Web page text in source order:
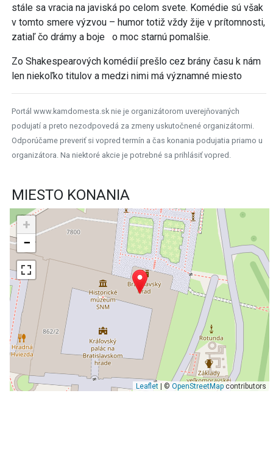
stále sa vracia na javiská po celom svete. Komédie sú však
v tomto smere výzvou – humor totiž vždy žije v prítomnosti,
zatiaľ čo drámy a boje o moc starnú pomalšie.
Zo Shakespearových komédií prešlo cez brány času k nám
len niekoľko titulov a medzi nimi má významné miesto
Portál www.kamdomesta.sk nie je organizátorom uverejňovaných
podujatí a preto nezodpovedá za zmeny uskutočnené organizátormi.
Odporúčame preveriť si vopred termín a čas konania podujatia priamo u
organizátora. Na niektoré akcie je potrebné sa prihlásiť vopred.
MIESTO KONANIA
+
−
Leaflet| © OpenStreetMapcontributors